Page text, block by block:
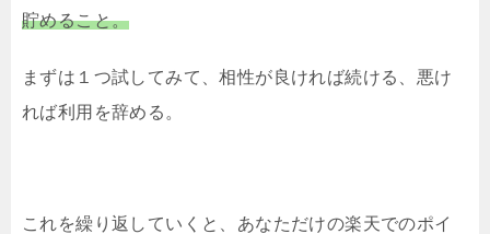
貯めること。
まずは１つ試してみて、相性が良ければ続ける、悪け
れば利用を辞める。
これを繰り返していくと、あなただけの楽天でのポイ